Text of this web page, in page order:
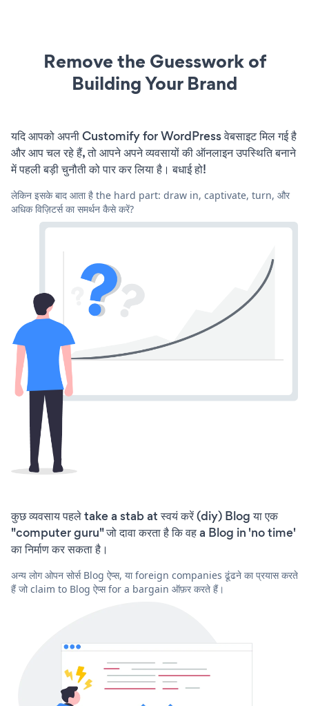
Remove the Guesswork of
Building Your Brand
यदि आपको अपनी Customify for WordPress वेबसाइट मिल गई है
और आप चल रहे हैं, तो आपने अपने व्यवसायों की ऑनलाइन उपस्थिति बनाने
में पहली बड़ी चुनौती को पार कर लिया है। बधाई हो!
लेकिन इसके बाद आता है the hard part: draw in, captivate, turn, और
अधिक विज़िटर्स का समर्थन कैसे करें?
कुछ व्यवसाय पहले take a stab at स्वयं करें (diy) Blog या एक
"computer guru" जो दावा करता है कि वह a Blog in 'no time'
का निर्माण कर सकता है।
अन्य लोग ओपन सोर्स Blog ऐप्स, या foreign companies ढूंढने का प्रयास करते
हैं जो claim to Blog ऐप्स for a bargain ऑफ़र करते हैं।